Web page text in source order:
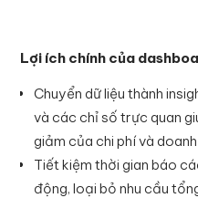
Lợi ích chính của
Chuyển dữ liệu thành
và các chỉ số trực quan
giảm của chi phí và
Tiết kiệm thời gian báo
động, loại bỏ nhu cầu